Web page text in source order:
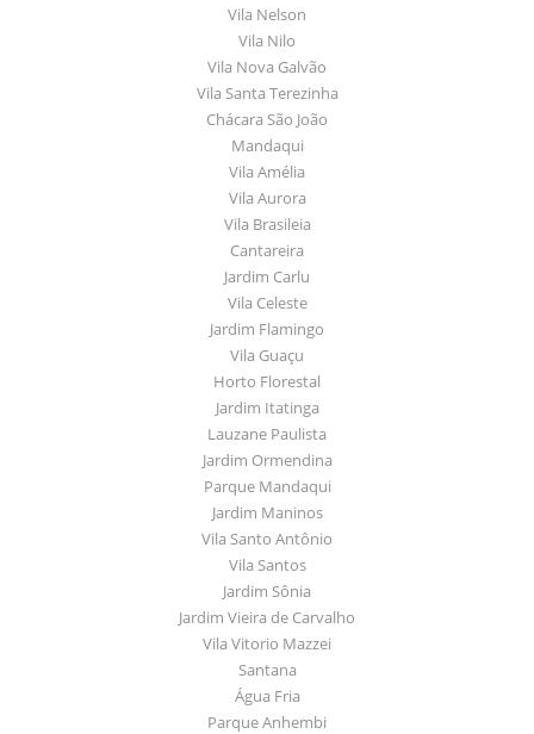
Vila Nelson
Vila Nilo
Vila Nova Galvão
Vila Santa Terezinha
Chácara São João
Mandaqui
Vila Amélia
Vila Aurora
Vila Brasileia
Cantareira
Jardim Carlu
Vila Celeste
Jardim Flamingo
Vila Guaçu
Horto Florestal
Jardim Itatinga
Lauzane Paulista
Jardim Ormendina
Parque Mandaqui
Jardim Maninos
Vila Santo Antônio
Vila Santos
Jardim Sônia
Jardim Vieira de Carvalho
Vila Vitorio Mazzei
Santana
Água Fria
Parque Anhembi